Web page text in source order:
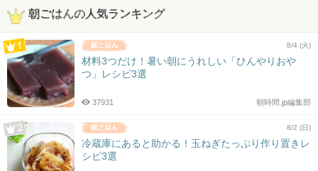
朝ごはんの人気ランキング
8/4 (火)
材料3つだけ！暑い朝にうれしい「ひんやりおや
つ」レシピ3選
朝時間.jp編集部
37931
8/2 (日)
冷蔵庫にあると助かる！玉ねぎたっぷり作り置きレ
シピ3選